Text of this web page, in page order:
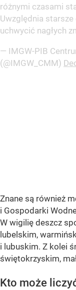
różnymi czasami
Uwzględnia starsze
uchwycić nagłych
— IMGW-PIB
(@IMGW_CMM)
Znane są również
i Gospodarki
W wigilię deszcz
lubelskim,
i lubuskim. Z kolei
świętokrzyskim,
Kto może